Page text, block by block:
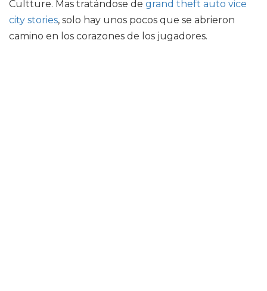
Cultture. Mas tratándose de grand theft auto vice
city stories, solo hay unos pocos que se abrieron
camino en los corazones de los jugadores.